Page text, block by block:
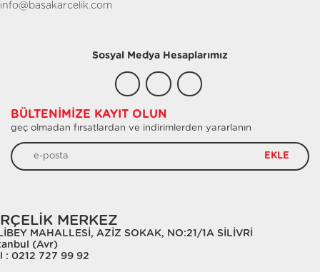
info@basakarcelik.com
Sosyal Medya Hesaplarımız
BÜLTENIMIZE KAYIT OLUN
geç olmadan fırsatlardan ve indirimlerden yararlanın
EKLE
MERKEZ
MAHALLESİ, AZİZ SOKAK, NO:21/1A SİLİVRİ
(Avr)
: 0212 727 99 92